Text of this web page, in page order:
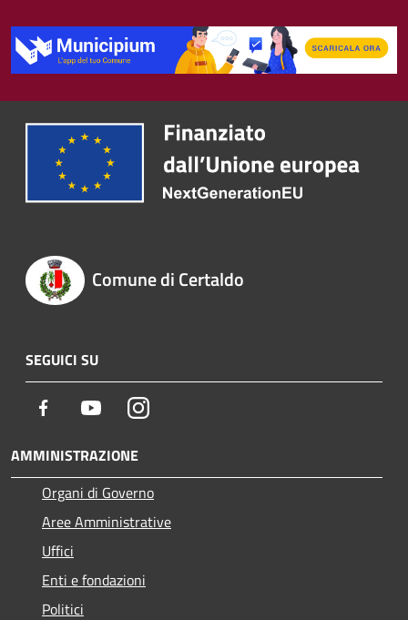
Comune di Certaldo
SEGUICI SU
Facebook YoutubeInstagram
AMMINISTRAZIONE
Organi di Governo
Aree Amministrative
Uffici
Enti e fondazioni
Politici